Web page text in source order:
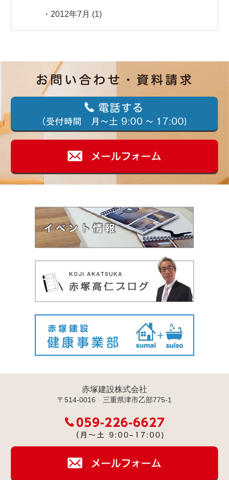
2012年7月 (1)
赤塚建設株式会社
〒514-0016 三重県津市乙部775-1